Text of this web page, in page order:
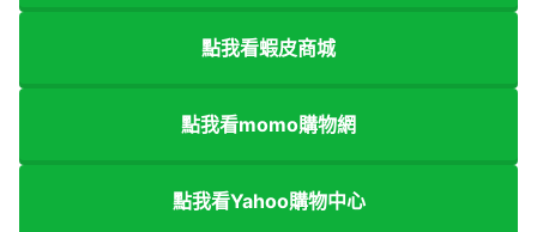
點我看蝦皮商城
點我看momo購物網
點我看Yahoo購物中心